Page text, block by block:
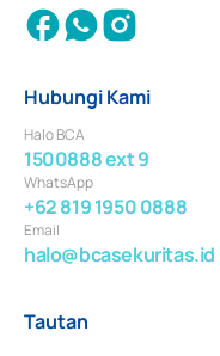
Hubungi Kami
Halo BCA
1500888 ext 9
WhatsApp
+62 819 1950 0888
Email
halo@bcasekuritas.id
Tautan